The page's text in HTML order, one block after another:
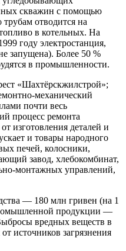
скважин с помощью
отводится на
в котельных. На
году электростанция,
запущена). Более 50 %
в промышленности.
«Шахтёрскжилстрой»;
механический
почти весь
процесс ремонта
изготовления деталей и
и товары народного
печей, колосники,
завод, хлебокомбинат,
монтажных управлений,
— 180 млн гривен (на 1
продукции —
вредных веществ в
источников загрязнения